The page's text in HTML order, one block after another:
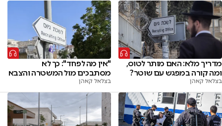
מדריך מלא: האם מותר לטוס,
ומה קורה במפגש עם שוטר?
בצלאל קאהן
"אין מה לפחד": כך לא
מסתבכים מול המשטרה והצבא
בצלאל קאהן